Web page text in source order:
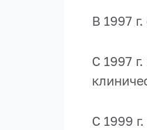
В 1997
С 1997
С 1999